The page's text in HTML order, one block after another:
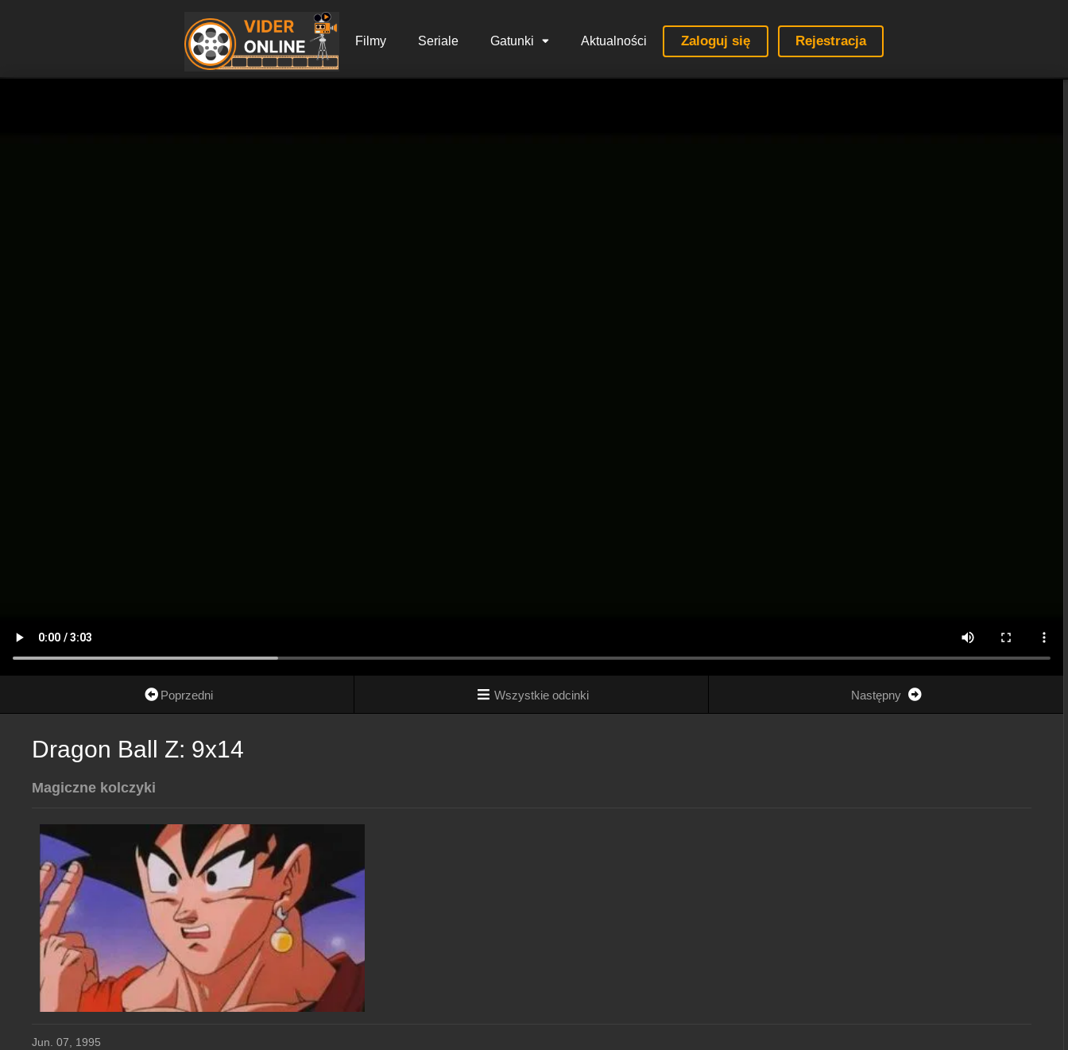
Filmy Seriale Gatunki Aktualności Zaloguj się Rejestracja
Poprzedni Wszystkie odcinki Następny
Dragon Ball Z: 9x14
Magiczne kolczyki
Jun. 07, 1995